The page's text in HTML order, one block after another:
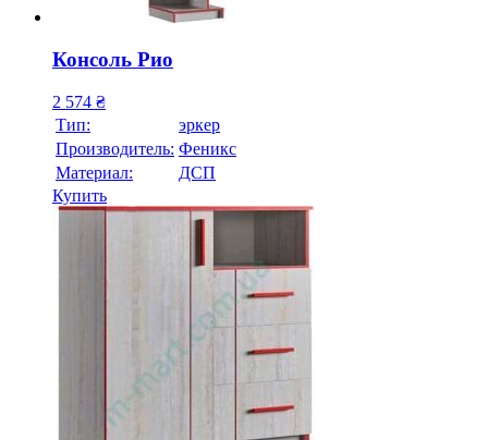
Консоль Рио
2 574 ₴
Тип:
эркер
Производитель: Феникс
Материал:
ДСП
Купить